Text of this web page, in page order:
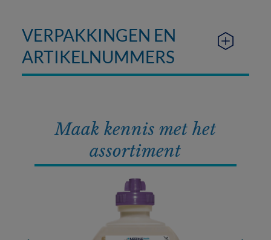
VERPAKKINGEN EN
ARTIKELNUMMERS
Maak kennis met het
assortiment